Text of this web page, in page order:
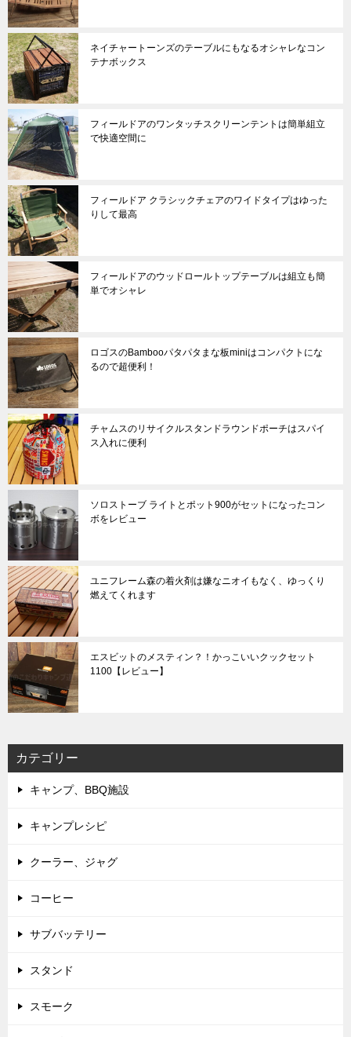
ネイチャートーンズのテーブルにもなるオシャレなコン
テナボックス
フィールドアのワンタッチスクリーンテントは簡単組立
で快適空間に
フィールドア クラシックチェアのワイドタイプはゆった
りして最高
フィールドアのウッドロールトップテーブルは組立も簡
単でオシャレ
ロゴスのBambooパタパタまな板miniはコンパクトにな
るので超便利！
チャムスのリサイクルスタンドラウンドポーチはスパイ
ス入れに便利
ソロストーブ ライトとポット900がセットになったコン
ボをレビュー
ユニフレーム森の着火剤は嫌なニオイもなく、ゆっくり
燃えてくれます
エスビットのメスティン？！かっこいいクックセット
1100【レビュー】
カテゴリー
キャンプ、BBQ施設
キャンプレシピ
クーラー、ジャグ
コーヒー
サブバッテリー
スタンド
スモーク